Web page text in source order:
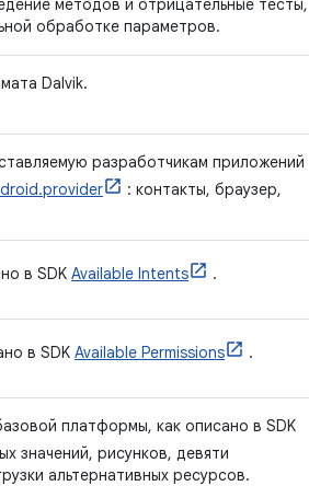
методов и отрицательные тесты,
обработке параметров.
Dalvik.
разработчикам приложений
: контакты, браузер,
в SDK Available Intents .
в SDK Available Permissions .
платформы, как описано в SDK
значений, рисунков, девяти
альтернативных ресурсов.